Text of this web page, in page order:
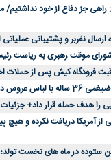
در سعادت آباد برای
خرید، قیمت و فروش در ایران
برای دویدن و استفاده روزمره |
جز دفاع از خود نداشتیم/
نفربر و پشتیبانی
موقت رهبری به ریاست
فرودگاه کیش پس از حملات
ما خیلی باحالیم
را هدف حمله قرار داد+ جزئیات
آمریکا دریافت نکرده و هیچ
ستوده در ماه های نخست تولد؛